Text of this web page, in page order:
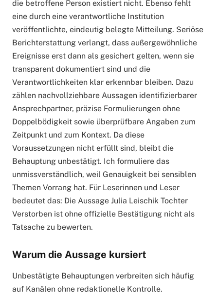
die betroffene Person existiert nicht. Ebenso fehlt
eine durch eine verantwortliche Institution
veröffentlichte, eindeutig belegte Mitteilung. Seriöse
Berichterstattung verlangt, dass außergewöhnliche
Ereignisse erst dann als gesichert gelten, wenn sie
transparent dokumentiert sind und die
Verantwortlichkeiten klar erkennbar bleiben. Dazu
zählen nachvollziehbare Aussagen identifizierbarer
Ansprechpartner, präzise Formulierungen ohne
Doppelbödigkeit sowie überprüfbare Angaben zum
Zeitpunkt und zum Kontext. Da diese
Voraussetzungen nicht erfüllt sind, bleibt die
Behauptung unbestätigt. Ich formuliere das
unmissverständlich, weil Genauigkeit bei sensiblen
Themen Vorrang hat. Für Leserinnen und Leser
bedeutet das: Die Aussage Julia Leischik Tochter
Verstorben ist ohne offizielle Bestätigung nicht als
Tatsache zu bewerten.
Warum die Aussage kursiert
Unbestätigte Behauptungen verbreiten sich häufig
auf Kanälen ohne redaktionelle Kontrolle.